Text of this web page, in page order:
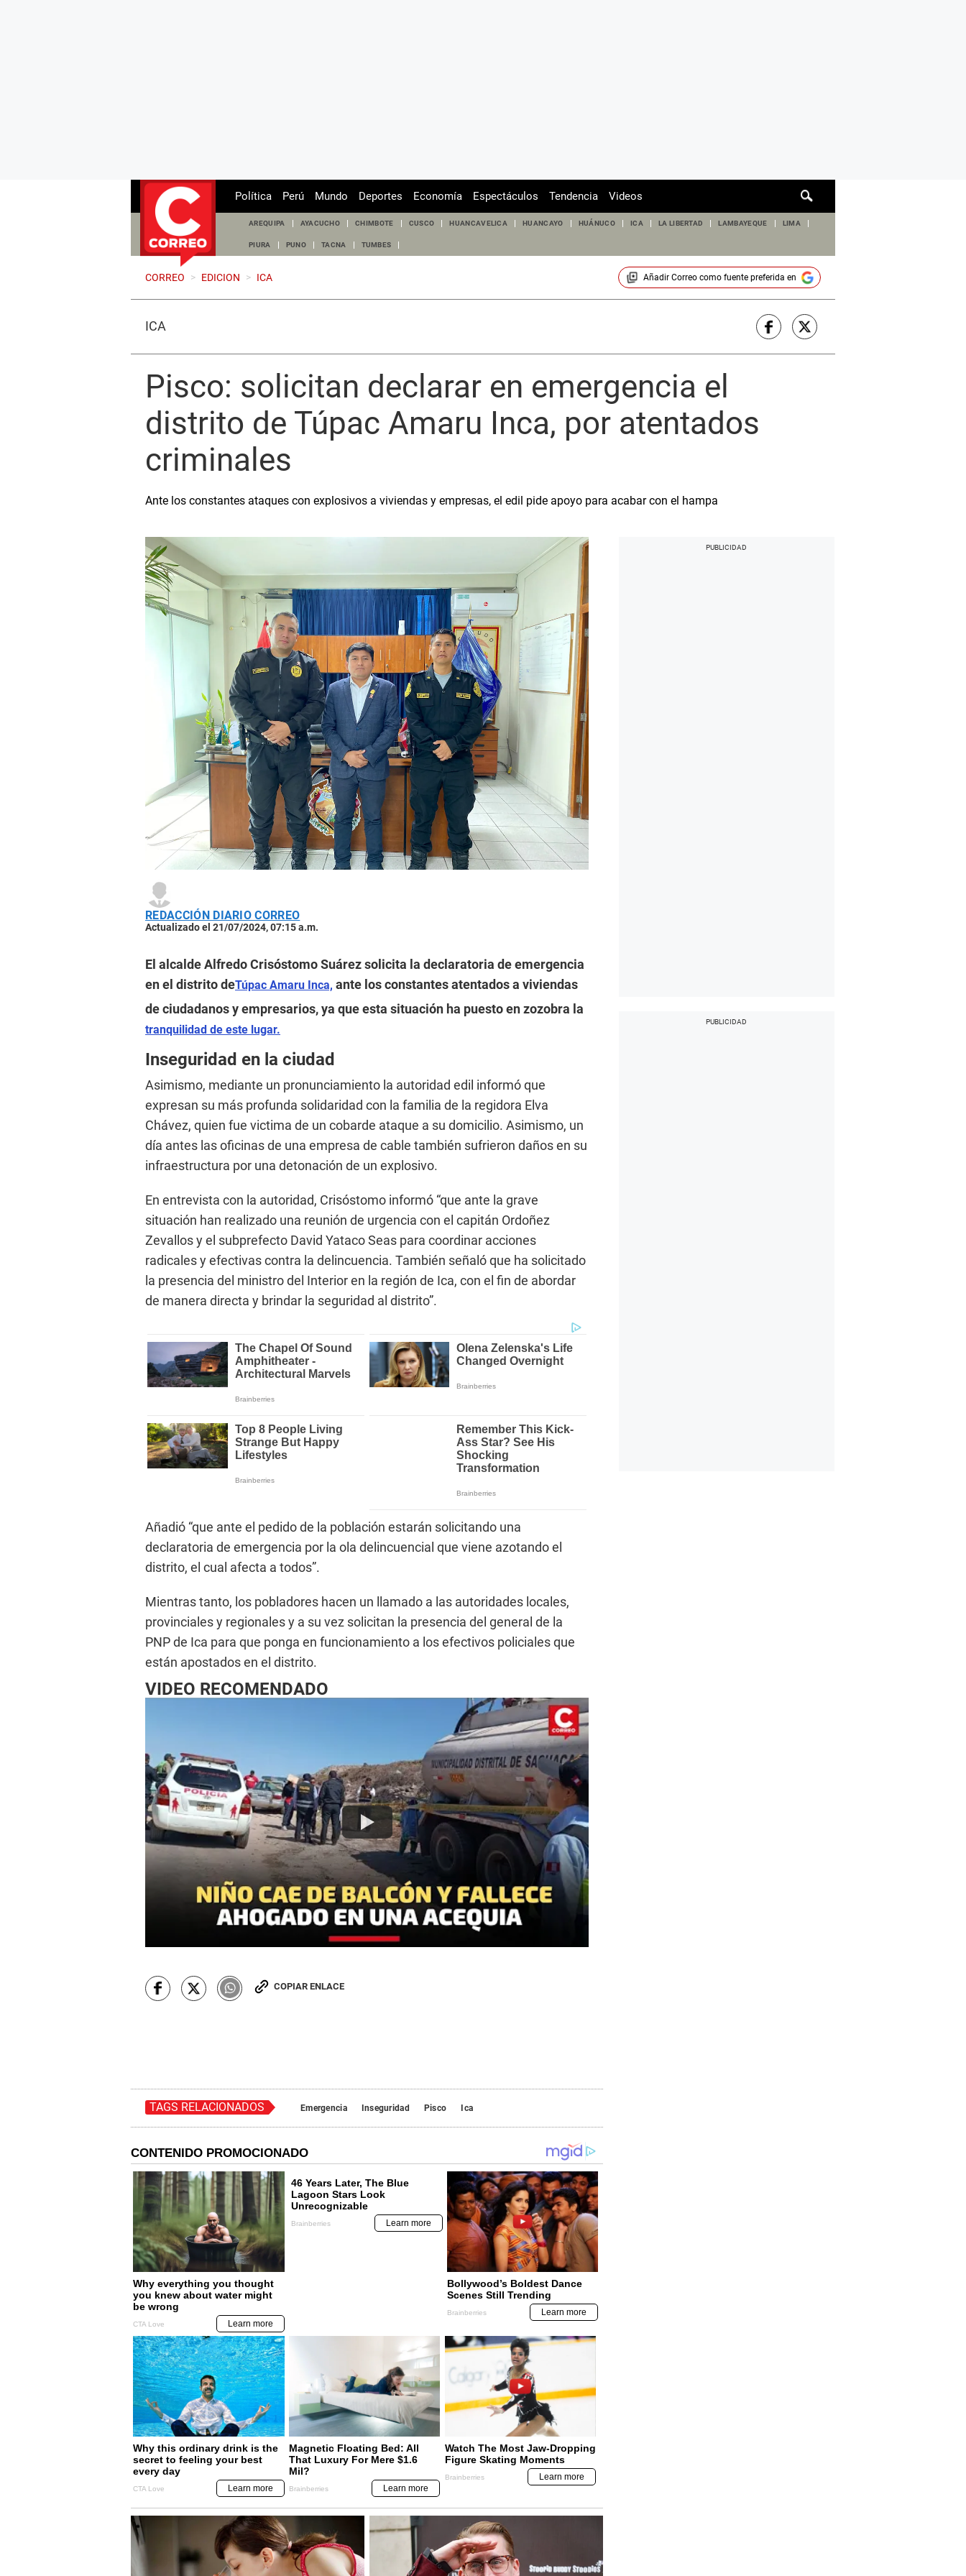
de
Política Perú Mundo Deportes Economía Espectáculos Tendencia Videos
AREQUIPA AYACUCHO CHIMBOTE CUSCO HUANCAVELICA HUANCAYO HUÁNUCO ICA LA LIBERTAD LAMBAYEQUE LIMA
PIURA PUNO TACNA TUMBES
CORREO > EDICION > ICA Añadir Correocomo fuente preferida en
ICA
Pisco: solicitan declarar en emergencia el
distrito de Túpac Amaru Inca, por atentados
criminales
Ante los constantes ataques con explosivos a viviendas y empresas, el edil pide apoyo para acabar con el hampa
REDACCIÓN DIARIO CORREO
Actualizado el 21/07/2024, 07:15 a.m.
El alcalde Alfredo Crisóstomo Suárez solicita la declaratoria de emergencia
en el distrito deTúpac Amaru Inca, ante los constantes atentados a viviendas
de ciudadanos y empresarios, ya que esta situación ha puesto en zozobra la
tranquilidad de este lugar.
Inseguridad en la ciudad
Asimismo, mediante un pronunciamiento la autoridad edil informó que
expresan su más profunda solidaridad con la familia de la regidora Elva
Chávez, quien fue victima de un cobarde ataque a su domicilio. Asimismo, un
día antes las oficinas de una empresa de cable también sufrieron daños en su
infraestructura por una detonación de un explosivo.
En entrevista con la autoridad, Crisóstomo informó “que ante la grave
situación han realizado una reunión de urgencia con el capitán Ordoñez
Zevallos y el subprefecto David Yataco Seas para coordinar acciones
radicales y efectivas contra la delincuencia. También señaló que ha solicitado
la presencia del ministro del Interior en la región de Ica, con el fin de abordar
de manera directa y brindar la seguridad al distrito”.
Añadió “que ante el pedido de la población estarán solicitando una
declaratoria de emergencia por la ola delincuencial que viene azotando el
distrito, el cual afecta a todos”.
Mientras tanto, los pobladores hacen un llamado a las autoridades locales,
provinciales y regionales y a su vez solicitan la presencia del general de la
PNP de Ica para que ponga en funcionamiento a los efectivos policiales que
están apostados en el distrito.
VIDEO RECOMENDADO
COPIAR ENLACE
TAGS RELACIONADOS Emergencia Inseguridad Pisco Ica